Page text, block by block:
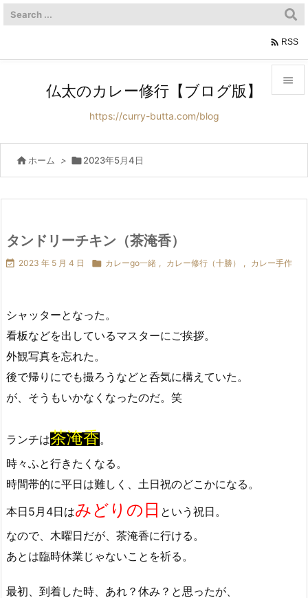



検索
 RSS
仏太のカレー修行【ブログ版】
https://curry-butta.com/blog
 ホーム > 2023年5月4日
タンドリーチキン（茶淹香）
 2023 年 5 月 4 日  カレーgo一緒 , カレー修行（十勝） , カレー手作
シャッターとなった。
看板などを出しているマスターにご挨拶。
外観写真を忘れた。
後で帰りにでも撮ろうなどと呑気に構えていた。
が、そうもいかなくなったのだ。笑
ランチは茶淹香。
時々ふと行きたくなる。
時間帯的に平日は難しく、土日祝のどこかになる。
本日5月4日はみどりの日 という祝日。
なので、木曜日だが、茶淹香に行ける。
あとは臨時休業じゃないことを祈る。
最初、到着した時、あれ？休み？と思ったが、